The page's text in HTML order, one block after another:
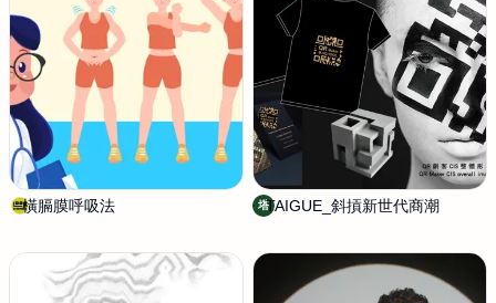
路
動
橫膈膜呼吸法 塔 塔
TAIGUE_斜摃新世代商潮